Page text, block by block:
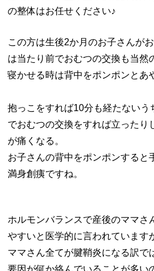
の整体はお任せください♪
この方は生後2か月のお子さんが
は当たり前でおむつの交換も当然
寝かせる時は背中をポンポンとあ
抱っこをすれば10分も経たないう
でおむつの交換をすれば立ったり
が痛くなる。
お子さんの背中をポンポンすると
満身創痍ですね。
ホルモンバランスで産後のママさ
やすいと医学的に言われています
ママさん全てが腱鞘炎になる訳
要因が何か絡んでいることが多い